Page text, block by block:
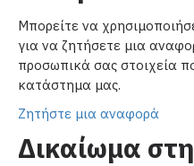
Μπορείτε να
για να ζητήσετε μια
προσωπικά σας στοιχεία
κατάστημα μας.
Ζητήστε μια αναφορά
Δικαίωμα